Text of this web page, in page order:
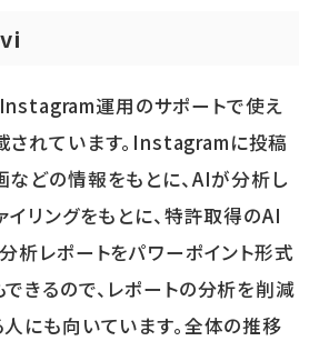
運用のサポートで使え
されています。Instagramに投稿
などの情報をもとに、AIが分析し
イリングをもとに、特許取得のAI
析レポートをパワーポイント形式
きるので、レポートの分析を削減
にも向いています。全体の推移